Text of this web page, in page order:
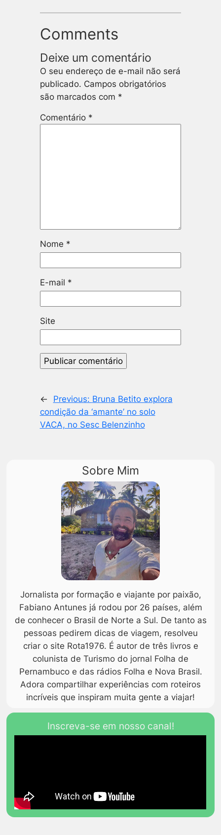
Comments
Deixe um comentário
O seu endereço de e-mail não será
publicado. Campos obrigatórios
são marcados com *
Comentário *
Nome *
E-mail *
Site
← Previous: Bruna Betito explora
condição da ‘amante’ no solo
VACA, no Sesc Belenzinho
Sobre Mim
Jornalista por formação e viajante por paixão,
Fabiano Antunes já rodou por 26 países, além
de conhecer o Brasil de Norte a Sul. De tanto as
pessoas pedirem dicas de viagem, resolveu
criar o site Rota1976. É autor de três livros e
colunista de Turismo do jornal Folha de
Pernambuco e das rádios Folha e Nova Brasil.
Adora compartilhar experiências com roteiros
incríveis que inspiram muita gente a viajar!
Inscreva-se em nosso canal!